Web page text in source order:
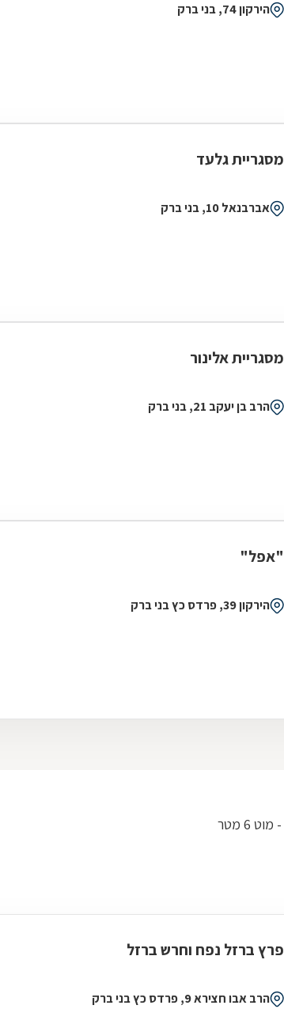
הירקון 74, בני ברק
מסגריית גלעד
אברבנאל 10, בני ברק
מסגריית אלינור
הרב בן יעקב 21, בני ברק
"אפל"
הירקון 39, פרדס כץ בני ברק
פרץ ברזל נפח וחרש ברזל
הרב אבו חצירא 9, פרדס כץ בני ברק